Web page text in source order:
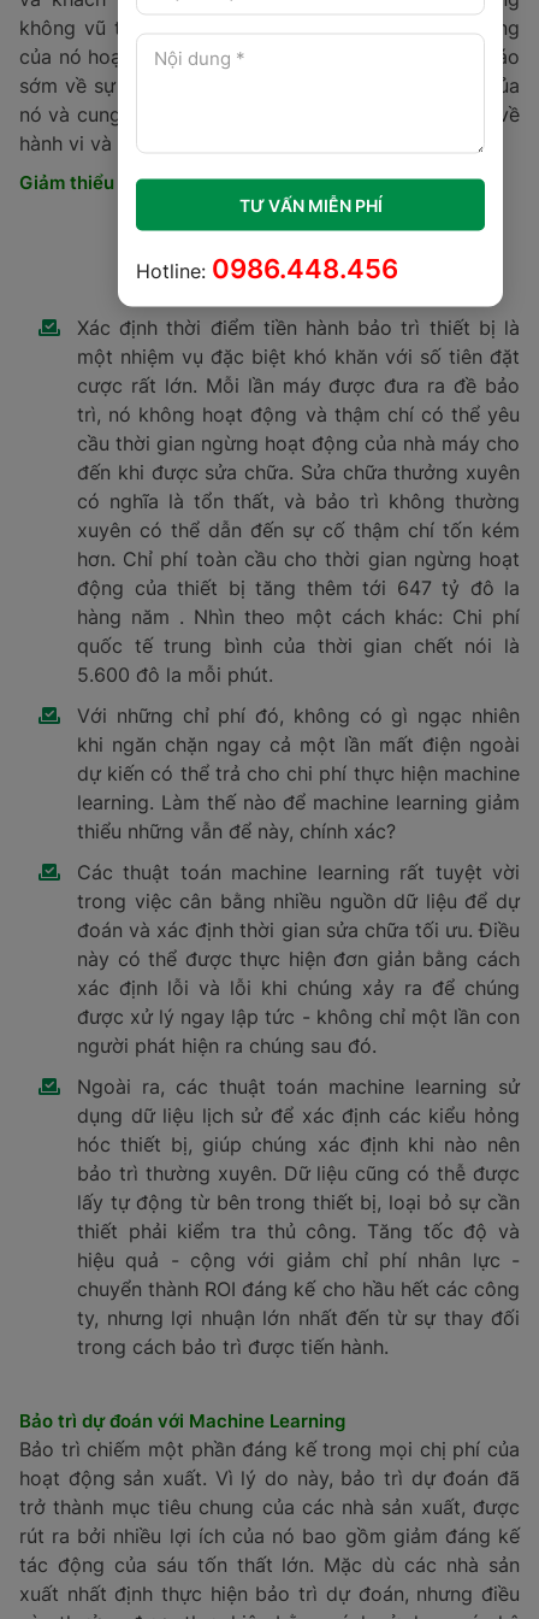
dụng ML, doanh nghiệp có thể phân tích tính khả dụng
và hiệu suất của tất cả các thiết bị được sử dụng
trong quy trình sản xuất. Điều này cho phép bảo trì dự
đoán, ước tính thời gian tốt nhất đễ tham gia vào các
thiết bị cụ thể để kéo dài tuổi thọ của nó và tránh thời
General Electric là một trong những nhà đầu tư lớn
nhất trong bộ phận kiểm soát chất lượng, đặc biệt là
mọi thứ liên quan đến bảo trì dự đoán. Nó đã tạo ra và
triển khai các công cụ dựa trên ML của mình trong
hơn 100,000 tài sản trên khắp các đơn vị kinh doanh
và khách hàng của mình, bao gồm cả ngành hàng
không vũ trụ, sản xuất điện và vận tải. Các hệ thống
của nó hoạt động để phát hiện các dấu hiệu cảnh báo
sớm về sự bất thường trong dây chuyên sản xuất của
nó và cung cấp tiên lượng cho các ước tính dài hạn về
hành vi và cuộc sống.
Giảm thiểu lỗi thiết bị
Xác định thời điểm tiền hành bảo trì thiết bị là
một nhiệm vụ đặc biệt khó khăn với số tiên đặt
cược rất lớn. Mỗi lần máy được đưa ra đề bảo
trì, nó không hoạt động và thậm chí có thể yêu
cầu thời gian ngừng hoạt động của nhà máy cho
đến khi được sửa chữa. Sửa chữa thưởng xuyên
có nghĩa là tổn thất, và bảo trì không thường
xuyên có thể dẫn đến sự cố thậm chí tốn kém
hơn. Chỉ phí toàn cầu cho thời gian ngừng hoạt
động của thiết bị tăng thêm tới 647 tỷ đô la
hàng năm . Nhìn theo một cách khác: Chi phí
quốc tế trung bình của thời gian chết nói là
5.600 đô la mỗi phút.
Với những chỉ phí đó, không có gì ngạc nhiên
dự kiến có thể trả cho chi phí thực hiện machine
learning. Làm thế nào để machine learning giảm
thiểu những vẫn để này, chính xác?
Các thuật toán machine learning rất tuyệt vời
trong việc cân bằng nhiều nguồn dữ liệu để dự
đoán và xác định thời gian sửa chữa tối ưu. Điều
này có thể được thực hiện đơn giản bằng cách
TƯ VẤN MIỄN PHÍ
Hotline: 0986.448.456